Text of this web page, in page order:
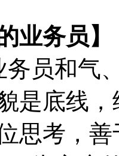
务员】
和气、
是底线
思考，